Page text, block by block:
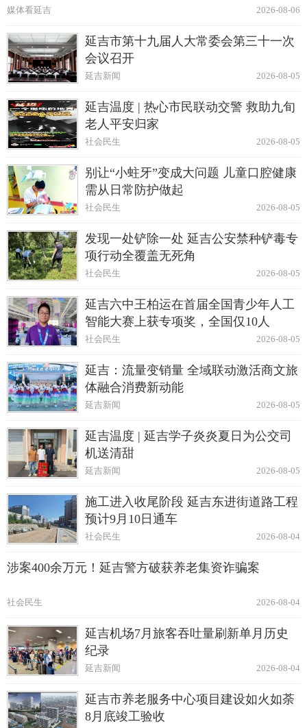
2026-08-06
媒体看延吉
延吉市第十九届人大常委会第三十一次
会议召开
2026-08-05
延吉新闻
延吉温度 | 热心市民联动交警 救助九旬
老人平安归家
2026-08-05
社会民生
别让“小蛀牙”变成大问题 儿童口腔健康
需从日常防护做起
2026-08-05
社会民生
发现一处铲除一处 延吉公安禁种铲毒专
项行动全覆盖无死角
2026-08-05
社会民生
延吉六中王柏运在首届全国青少年人工
智能大赛上获专项奖，全国仅10人
2026-08-05
社会民生
延吉：流量变销量 全域联动激活商文旅
体融合消费新动能
2026-08-05
延吉新闻
延吉温度 | 延吉学子炎炎夏日为公交司
机送清甜
2026-08-05
延吉新闻
施工进入收尾阶段 延吉东进街道路工程
预计9月10日通车
2026-08-04
社会民生
涉案400余万元！延吉警方破获养老集资诈骗案
2026-08-04
社会民生
延吉机场7月旅客吞吐量刷新单月历史
纪录
2026-08-04
延吉新闻
延吉市养老服务中心项目建设如火如荼
8月底竣工验收